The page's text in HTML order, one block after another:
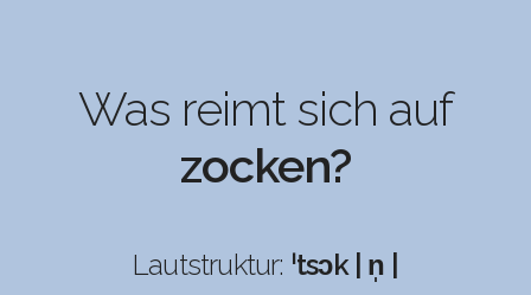
Was reimt sich auf
zocken?
Lautstruktur: ˈtsɔk | n̩ |